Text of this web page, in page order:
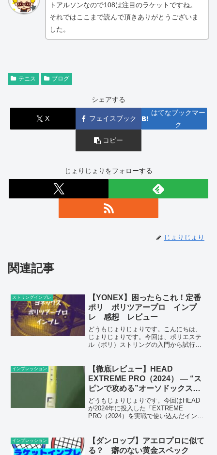
トアルソンなので108は注目のラケットですね。
それではここまで読んで頂きありがとうございま
した。
テニス ブログ
シェアする
X フェイスブック
はてなブックマー
ク
コピー
じょりじょりをフォローする
じょりじょり
関連記事
ストリングインプレ
【YONEX】困ったらこれ！定番
ポリ ポリツアープロ インプ
レ 感想 レビュー
どうもじょりじょりです。こんにちは、
じょりじょりです。今回は、ポリエステ
ル（ポリ）ストリングの入門から試行錯
Pro）」をインプレッションします。★ポ
イント...
インプレッション
【徹底レビュー】HEAD
EXTREME PRO（2024） — “ス
ピンで攻める”オーソドックスな
98平方インチ【インプレ＆比較】
どうもじょりじょりです。今回はHEAD
が2024年に投入した「EXTREME
PRO（2024）を実戦で使い込んだインプ
クストリーム プロ。実際にコートで何
が変...
インプレッション
【ダンロップ】アエロプロに似て
る？ 癖のない黄金スペック